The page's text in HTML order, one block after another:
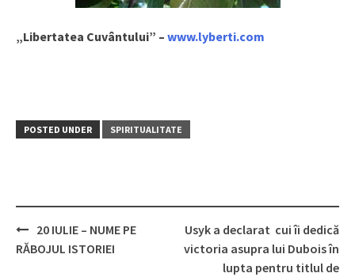
„Libertatea Cuvântului” – www.lyberti.com
POSTED UNDER SPIRITUALITATE
Post
20 IULIE – NUME PE
RĂBOJUL ISTORIEI
Usyk a declarat cui îi dedică
victoria asupra lui Dubois în
lupta pentru titlul de